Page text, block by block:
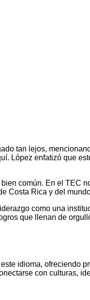
tan lejos,
López enfatizó que
común. En el TEC
Costa Rica y del
como una
que llenan de
idioma, ofreciendo
con culturas,